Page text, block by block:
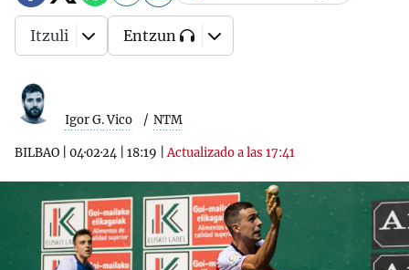
Igor G. Vico NTM
BILBAO 04·02·24 18:19 |Actualizado a las 17:41
Itzuli Entzun